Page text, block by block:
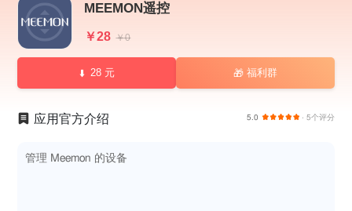
MEEMON遥控
￥28 ￥0
28 元 🎁 福利群
应用官方介绍 5.0 · 5个评分
管理 Meemon 的设备